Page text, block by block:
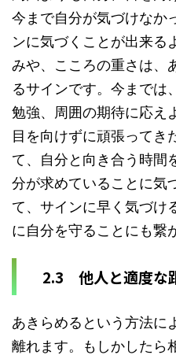
今まで自分が気づけなか
ンに気づくことが出来る
みや、こころの重さは、
るサインです。今までは
勉強、周囲の期待に応え
目を向けずに頑張ってき
て、自分と向き合う時間
分が求めていることに気
て、サインに早く気づけ
に自分を守ることにも繋
2.3 他人と適度な
あきらめるという方法に
離れます。もしかしたら